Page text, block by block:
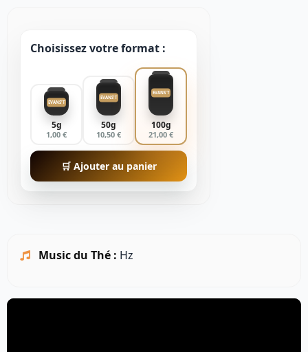
Choisissez votre format :
EVANS'T
5g
1,00 €
EVANS'T
50g
10,50 €
EVANS'T
100g
21,00 €
🛒 Ajouter au panier
Music du Thé : Hz